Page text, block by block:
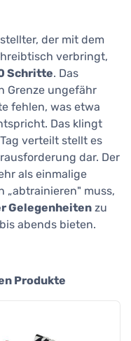
der mit dem
verbringt,
Schritte. Das
Grenze ungefähr
fehlen, was etwa
Das klingt
verteilt stellt es
dar. Der
als einmalige
„abtrainieren" muss,
Gelegenheiten zu
abends bieten.
Produkte